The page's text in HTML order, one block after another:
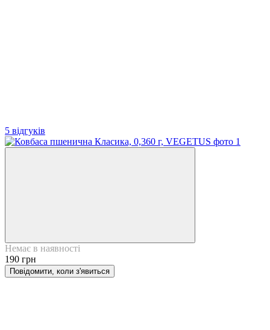
5 відгуків
Немає в наявності
190 грн
Повідомити, коли з'явиться